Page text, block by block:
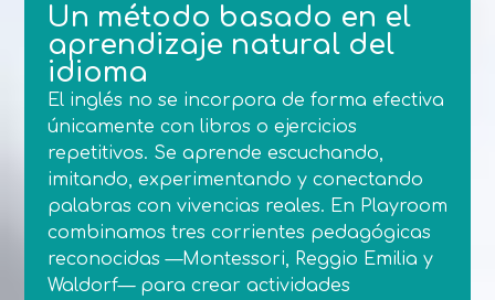
Un método basado en el
aprendizaje natural del
idioma
El inglés no se incorpora de forma efectiva
únicamente con libros o ejercicios
repetitivos. Se aprende escuchando,
imitando, experimentando y conectando
palabras con vivencias reales. En Playroom
combinamos tres corrientes pedagógicas
reconocidas —Montessori, Reggio Emilia y
Waldorf— para crear actividades